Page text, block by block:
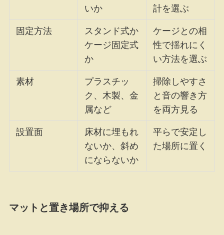
いか
計を選ぶ
固定方法
スタンド式か
ケージ固定式
か
ケージとの相
性で揺れにく
い方法を選ぶ
素材
プラスチッ
ク、木製、金
属など
掃除しやすさ
と音の響き方
を両方見る
設置面
床材に埋もれ
ないか、斜め
にならないか
平らで安定し
た場所に置く
マットと置き場所で抑える